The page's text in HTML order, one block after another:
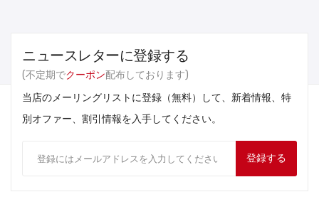
ニュースレターに登録する
(不定期でクーポン配布しております)
当店のメーリングリストに登録（無料）して、新着情報、特
別オファー、割引情報を入手してください。
登録する